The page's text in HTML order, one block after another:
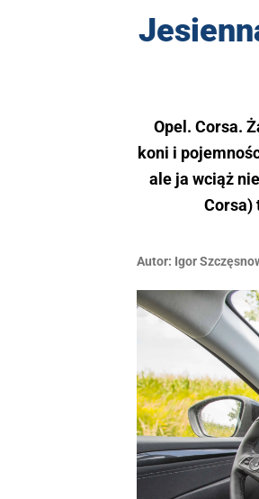
Opel. Corsa.
koni i
ale ja wciąż
Corsa)
Autor: Igor